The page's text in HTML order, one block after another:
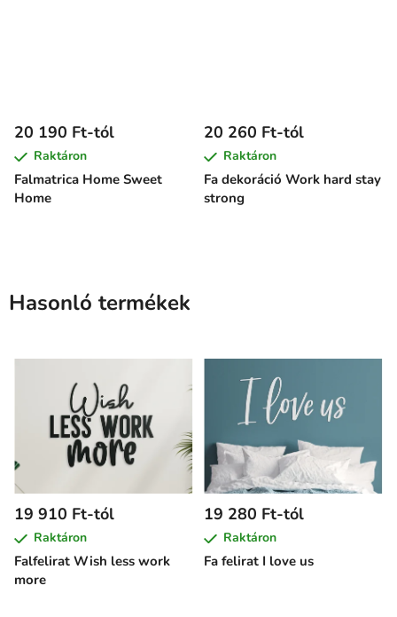
Falmatrica Home Sweet
Home
20 190 Ft-tól
Raktáron
Fa dekoráció Work hard stay
strong
20 260 Ft-tól
Raktáron
Hasonló termékek
Falfelirat Wish less work
more
19 910 Ft-tól
Raktáron
Fa felirat I love us
19 280 Ft-tól
Raktáron